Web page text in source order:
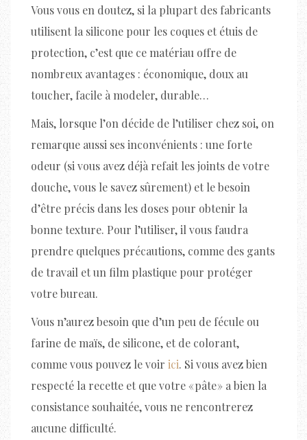
Vous vous en doutez, si la plupart des fabricants
utilisent la silicone pour les coques et étuis de
protection, c’est que ce matériau offre de
nombreux avantages : économique, doux au
toucher, facile à modeler, durable…
Mais, lorsque l’on décide de l’utiliser chez soi, on
remarque aussi ses inconvénients : une forte
odeur (si vous avez déjà refait les joints de votre
douche, vous le savez sûrement) et le besoin
d’être précis dans les doses pour obtenir la
bonne texture. Pour l’utiliser, il vous faudra
prendre quelques précautions, comme des gants
de travail et un film plastique pour protéger
votre bureau.
Vous n’aurez besoin que d’un peu de fécule ou
farine de maïs, de silicone, et de colorant,
comme vous pouvez le voir ici. Si vous avez bien
respecté la recette et que votre « pâte » a bien la
consistance souhaitée, vous ne rencontrerez
aucune difficulté.